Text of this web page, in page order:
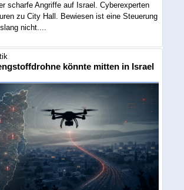
scharfe Angriffe auf Israel. Cyberexperten
zu City Hall. Bewiesen ist eine Steuerung
nicht....
könnte mitten in Israel